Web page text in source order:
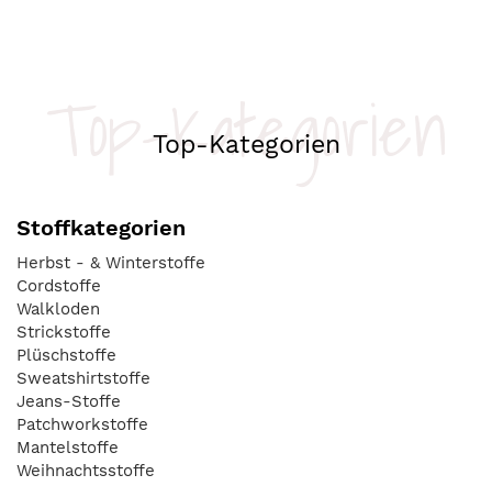
Top-Kategorien
Top-Kategorien
Stoffkategorien
Herbst - & Winterstoffe
Cordstoffe
Walkloden
Strickstoffe
Plüschstoffe
Sweatshirtstoffe
Jeans-Stoffe
Patchworkstoffe
Mantelstoffe
Weihnachtsstoffe